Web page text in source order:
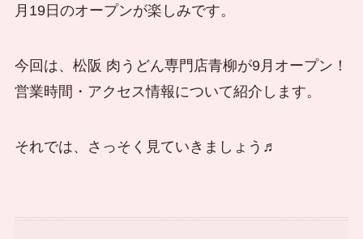
月19日のオープンが楽しみです。
今回は、松阪 肉うどん専門店青柳が9月オープン！
営業時間・アクセス情報について紹介します。
それでは、さっそく見ていきましょう♬